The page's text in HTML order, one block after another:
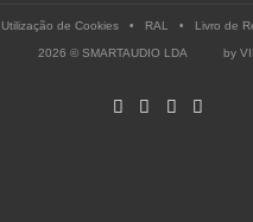
Utilização de Cookies• RAL • Livro de
2026 © SMARTAUDIO LDA by